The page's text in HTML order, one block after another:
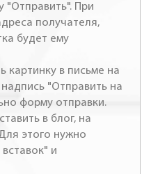
"Отправить". При
получателя,
будет ему
картинку в письме на
"Отправить на
форму отправки.
в блог, на
этого нужно
и